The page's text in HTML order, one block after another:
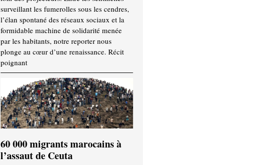
surveillant les fumerolles sous les cendres,
l’élan spontané des réseaux sociaux et la
formidable machine de solidarité menée
par les habitants, notre reporter nous
plonge au cœur d’une renaissance. Récit
poignant
60 000 migrants marocains à
l’assaut de Ceuta